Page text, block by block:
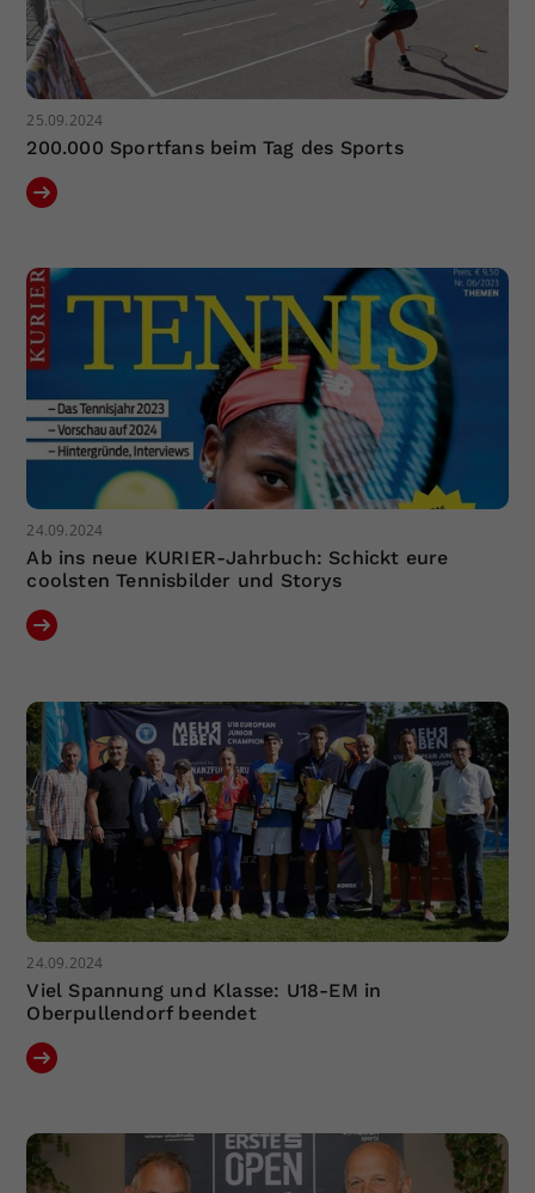
25.09.2024
200.000 Sportfans beim Tag des Sports
24.09.2024
Ab ins neue KURIER-Jahrbuch: Schickt eure
coolsten Tennisbilder und Storys
24.09.2024
Viel Spannung und Klasse: U18-EM in
Oberpullendorf beendet